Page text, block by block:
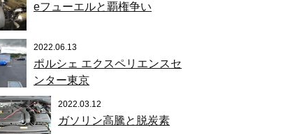
eフューエルと覇権争い
2022.06.13
ポルシェ エクスペリエンスセ
ンター東京
2022.03.12
ガソリン高騰と脱炭素